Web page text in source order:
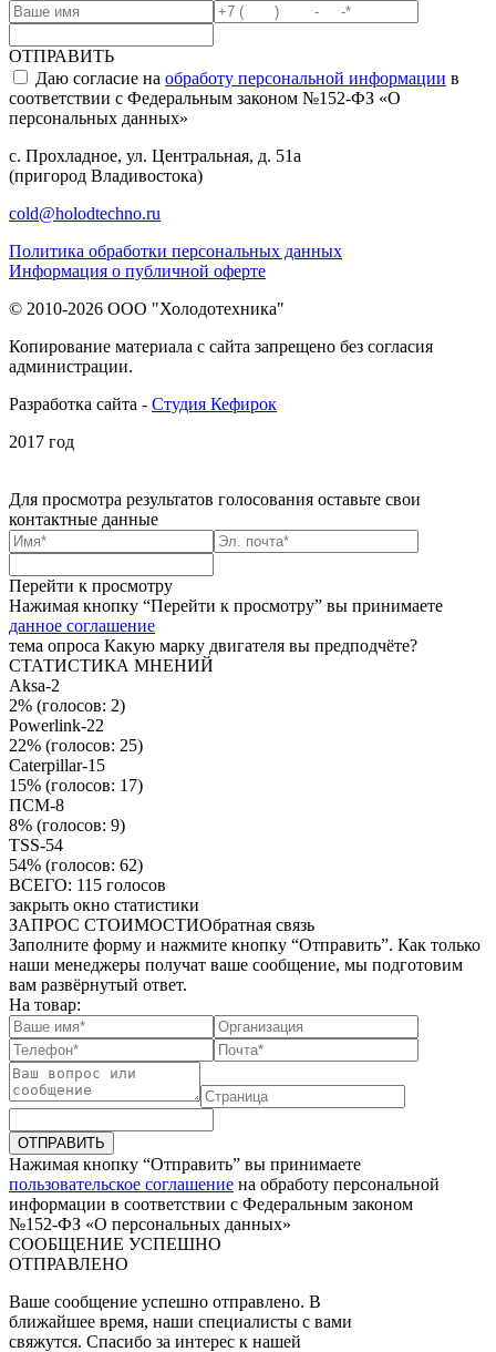
ОТПРАВИТЬ
Даю согласие на обработу персональной информации в
соответствии с Федеральным законом №152-ФЗ «О
персональных данных»
с. Прохладное, ул. Центральная, д. 51а
(пригород Владивостока)
cold@holodtechno.ru
Политика обработки персональных данных
Информация о публичной оферте
© 2010-2026 ООО "Холодотехника"
Копирование материала с сайта запрещено без согласия
администрации.
Разработка сайта - Студия Кефирок
2017 год
Для просмотра результатов голосования оставьте свои
контактные данные
Перейти к просмотру
Нажимая кнопку “Перейти к просмотру” вы принимаете
данное соглашение
тема опроса Какую марку двигателя вы предподчёте?
СТАТИСТИКА МНЕНИЙ
Aksa-2
2% (голосов: 2)
Powerlink-22
22% (голосов: 25)
Caterpillar-15
15% (голосов: 17)
ПСМ-8
8% (голосов: 9)
TSS-54
54% (голосов: 62)
ВСЕГО: 115 голосов
закрыть окно статистики
ЗАПРОС СТОИМОСТИОбратная связь
Заполните форму и нажмите кнопку “Отправить”. Как только
наши менеджеры получат ваше сообщение, мы подготовим
вам развёрнутый ответ.
На товар:
ОТПРАВИТЬ
Нажимая кнопку “Отправить” вы принимаете
пользовательское соглашение на обработу персональной
информации в соответствии с Федеральным законом
№152-ФЗ «О персональных данных»
СООБЩЕНИЕ УСПЕШНО
ОТПРАВЛЕНО
Ваше сообщение успешно отправлено. В
ближайшее время, наши специалисты с вами
свяжутся. Спасибо за интерес к нашей